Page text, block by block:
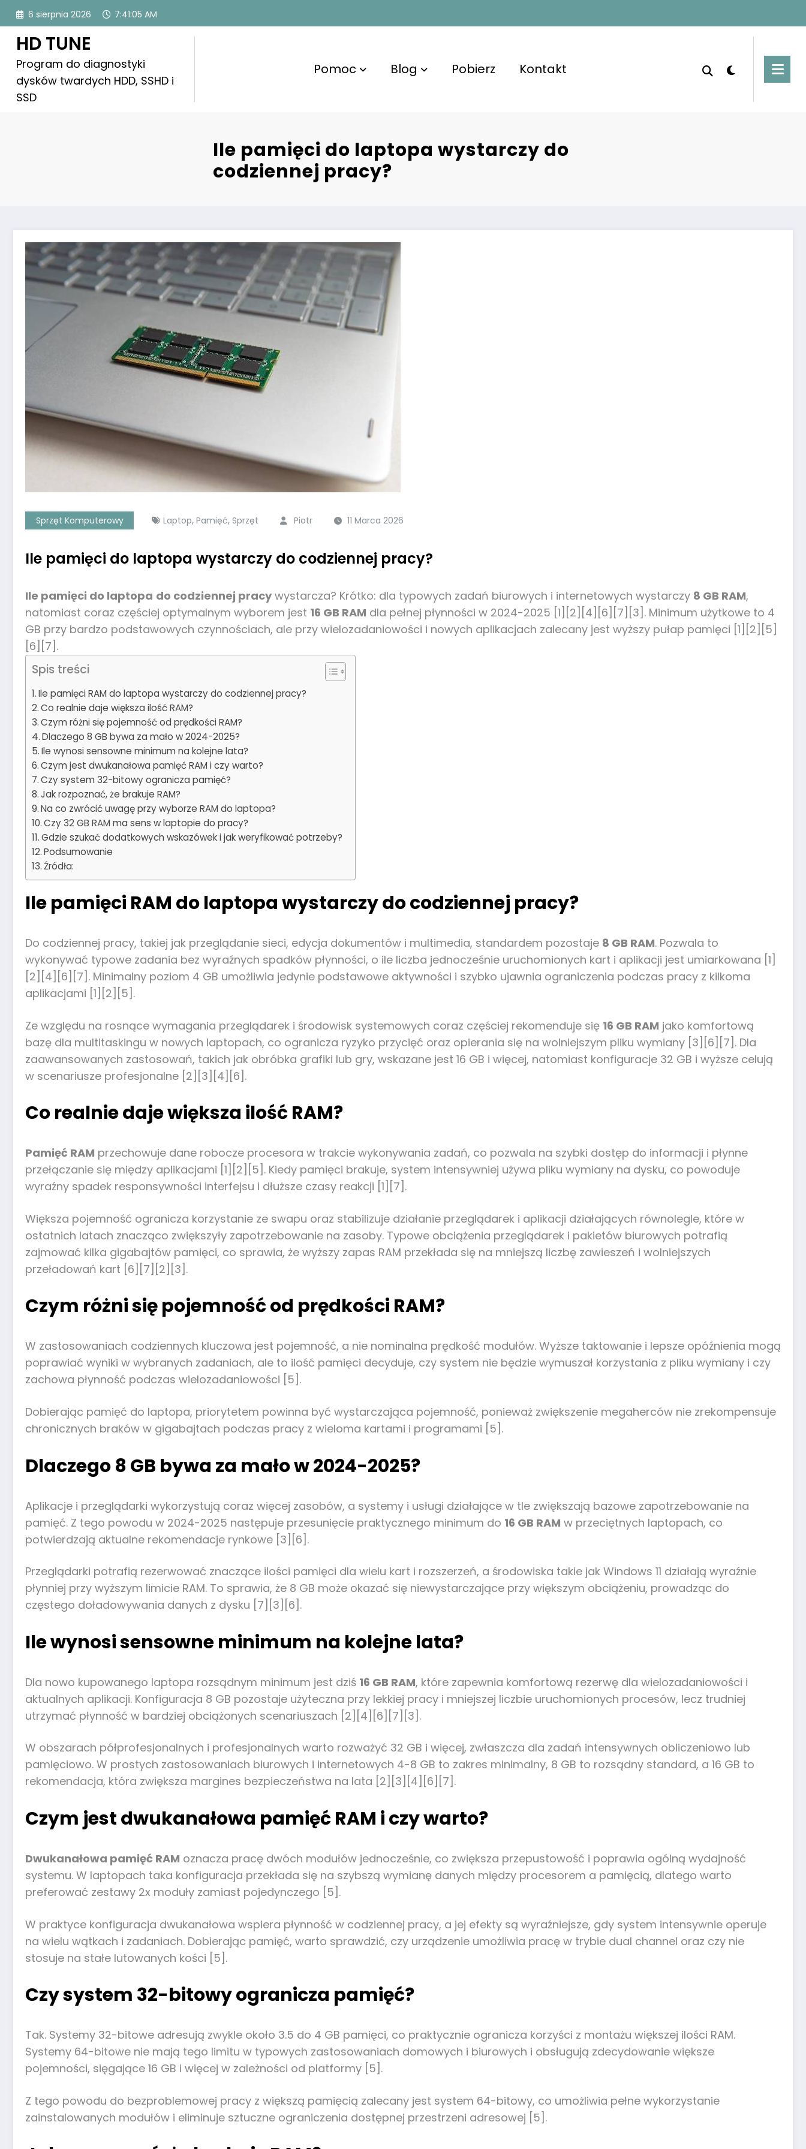
Skip
content
6 sierpnia 2026 7:41:06 AM
HD TUNE
Program do diagnostyki
dysków twardych HDD, SSHD i
SSD
Pomoc Blog Pobierz Kontakt
Ile pamięci do laptopa wystarczy do
codziennej pracy?
Sprzęt Komputerowy Laptop, Pamięć, Sprzęt Piotr 11 Marca 2026
Ile pamięci do laptopa wystarczy do codziennej pracy?
Ile pamięci do laptopa do codziennej pracy wystarcza? Krótko: dla typowych zadań biurowych i internetowych wystarczy 8 GB RAM,
natomiast coraz częściej optymalnym wyborem jest 16 GB RAM dla pełnej płynności w 2024-2025 [1][2][4][6][7][3]. Minimum użytkowe to 4
GB przy bardzo podstawowych czynnościach, ale przy wielozadaniowości i nowych aplikacjach zalecany jest wyższy pułap pamięci [1][2][5]
[6][7].
Spis treści
Ile pamięci RAM do laptopa wystarczy do codziennej pracy?
Co realnie daje większa ilość RAM?
Czym różni się pojemność od prędkości RAM?
Dlaczego 8 GB bywa za mało w 2024-2025?
Ile wynosi sensowne minimum na kolejne lata?
Czym jest dwukanałowa pamięć RAM i czy warto?
Czy system 32-bitowy ogranicza pamięć?
Jak rozpoznać, że brakuje RAM?
Na co zwrócić uwagę przy wyborze RAM do laptopa?
Czy 32 GB RAM ma sens w laptopie do pracy?
Gdzie szukać dodatkowych wskazówek i jak weryfikować potrzeby?
Podsumowanie
Źródła:
Ile pamięci RAM do laptopa wystarczy do codziennej pracy?
Do codziennej pracy, takiej jak przeglądanie sieci, edycja dokumentów i multimedia, standardem pozostaje 8 GB RAM. Pozwala to
wykonywać typowe zadania bez wyraźnych spadków płynności, o ile liczba jednocześnie uruchomionych kart i aplikacji jest umiarkowana [1]
[2][4][6][7]. Minimalny poziom 4 GB umożliwia jedynie podstawowe aktywności i szybko ujawnia ograniczenia podczas pracy z kilkoma
aplikacjami [1][2][5].
Ze względu na rosnące wymagania przeglądarek i środowisk systemowych coraz częściej rekomenduje się 16 GB RAM jako komfortową
bazę dla multitaskingu w nowych laptopach, co ogranicza ryzyko przycięć oraz opierania się na wolniejszym pliku wymiany [3][6][7]. Dla
zaawansowanych zastosowań, takich jak obróbka grafiki lub gry, wskazane jest 16 GB i więcej, natomiast konfiguracje 32 GB i wyższe celują
w scenariusze profesjonalne [2][3][4][6].
Co realnie daje większa ilość RAM?
Pamięć RAM przechowuje dane robocze procesora w trakcie wykonywania zadań, co pozwala na szybki dostęp do informacji i płynne
przełączanie się między aplikacjami [1][2][5]. Kiedy pamięci brakuje, system intensywniej używa pliku wymiany na dysku, co powoduje
wyraźny spadek responsywności interfejsu i dłuższe czasy reakcji [1][7].
Większa pojemność ogranicza korzystanie ze swapu oraz stabilizuje działanie przeglądarek i aplikacji działających równolegle, które w
ostatnich latach znacząco zwiększyły zapotrzebowanie na zasoby. Typowe obciążenia przeglądarek i pakietów biurowych potrafią
zajmować kilka gigabajtów pamięci, co sprawia, że wyższy zapas RAM przekłada się na mniejszą liczbę zawieszeń i wolniejszych
przeładowań kart [6][7][2][3].
Czym różni się pojemność od prędkości RAM?
W zastosowaniach codziennych kluczowa jest pojemność, a nie nominalna prędkość modułów. Wyższe taktowanie i lepsze opóźnienia mogą
poprawiać wyniki w wybranych zadaniach, ale to ilość pamięci decyduje, czy system nie będzie wymuszał korzystania z pliku wymiany i czy
zachowa płynność podczas wielozadaniowości [5].
Dobierając pamięć do laptopa, priorytetem powinna być wystarczająca pojemność, ponieważ zwiększenie megaherców nie zrekompensuje
chronicznych braków w gigabajtach podczas pracy z wieloma kartami i programami [5].
Dlaczego 8 GB bywa za mało w 2024-2025?
Aplikacje i przeglądarki wykorzystują coraz więcej zasobów, a systemy i usługi działające w tle zwiększają bazowe zapotrzebowanie na
pamięć. Z tego powodu w 2024-2025 następuje przesunięcie praktycznego minimum do 16 GB RAM w przeciętnych laptopach, co
potwierdzają aktualne rekomendacje rynkowe [3][6].
Przeglądarki potrafią rezerwować znaczące ilości pamięci dla wielu kart i rozszerzeń, a środowiska takie jak Windows 11 działają wyraźnie
płynniej przy wyższym limicie RAM. To sprawia, że 8 GB może okazać się niewystarczające przy większym obciążeniu, prowadząc do
częstego doładowywania danych z dysku [7][3][6].
Ile wynosi sensowne minimum na kolejne lata?
Dla nowo kupowanego laptopa rozsądnym minimum jest dziś 16 GB RAM, które zapewnia komfortową rezerwę dla wielozadaniowości i
aktualnych aplikacji. Konfiguracja 8 GB pozostaje użyteczna przy lekkiej pracy i mniejszej liczbie uruchomionych procesów, lecz trudniej
utrzymać płynność w bardziej obciążonych scenariuszach [2][4][6][7][3].
W obszarach półprofesjonalnych i profesjonalnych warto rozważyć 32 GB i więcej, zwłaszcza dla zadań intensywnych obliczeniowo lub
pamięciowo. W prostych zastosowaniach biurowych i internetowych 4-8 GB to zakres minimalny, 8 GB to rozsądny standard, a 16 GB to
rekomendacja, która zwiększa margines bezpieczeństwa na lata [2][3][4][6][7].
Czym jest dwukanałowa pamięć RAM i czy warto?
Dwukanałowa pamięć RAM oznacza pracę dwóch modułów jednocześnie, co zwiększa przepustowość i poprawia ogólną wydajność
systemu. W laptopach taka konfiguracja przekłada się na szybszą wymianę danych między procesorem a pamięcią, dlatego warto
preferować zestawy 2x moduły zamiast pojedynczego [5].
W praktyce konfiguracja dwukanałowa wspiera płynność w codziennej pracy, a jej efekty są wyraźniejsze, gdy system intensywnie operuje
na wielu wątkach i zadaniach. Dobierając pamięć, warto sprawdzić, czy urządzenie umożliwia pracę w trybie dual channel oraz czy nie
stosuje na stałe lutowanych kości [5].
Czy system 32-bitowy ogranicza pamięć?
Tak. Systemy 32-bitowe adresują zwykle około 3.5 do 4 GB pamięci, co praktycznie ogranicza korzyści z montażu większej ilości RAM.
Systemy 64-bitowe nie mają tego limitu w typowych zastosowaniach domowych i biurowych i obsługują zdecydowanie większe
pojemności, sięgające 16 GB i więcej w zależności od platformy [5].
Z tego powodu do bezproblemowej pracy z większą pamięcią zalecany jest system 64-bitowy, co umożliwia pełne wykorzystanie
zainstalowanych modułów i eliminuje sztuczne ograniczenia dostępnej przestrzeni adresowej [5].